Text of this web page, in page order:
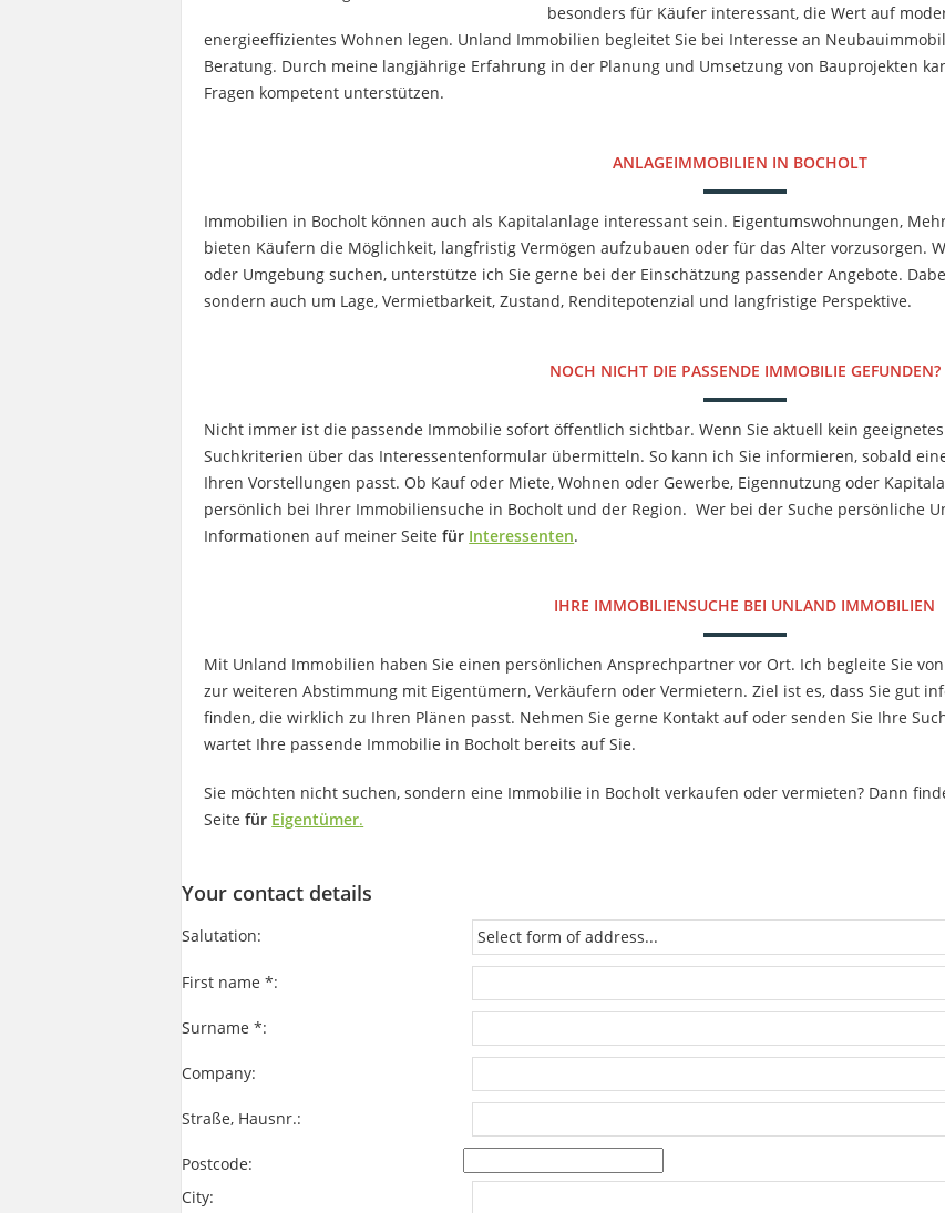
besonders für Käufer interessant, die Wert auf
energieeffizientes Wohnen legen. Unland Immobilien begleitet Sie bei Interesse an
Beratung. Durch meine langjährige Erfahrung in der Planung und Umsetzung von Bauprojekten
Fragen kompetent unterstützen.
ANLAGEIMMOBILIEN IN BOCHOLT
Immobilien in Bocholt können auch als Kapitalanlage interessant sein. Eigentumswohnungen,
bieten Käufern die Möglichkeit, langfristig Vermögen aufzubauen oder für das Alter vorzusorgen.
oder Umgebung suchen, unterstütze ich Sie gerne bei der Einschätzung passender Angebote.
sondern auch um Lage, Vermietbarkeit, Zustand, Renditepotenzial und langfristige Perspektive.
NOCH NICHT DIE PASSENDE IMMOBILIE GEFUNDEN?
Nicht immer ist die passende Immobilie sofort öffentlich sichtbar. Wenn Sie aktuell kein
Suchkriterien über das Interessentenformular übermitteln. So kann ich Sie informieren, sobald
Ihren Vorstellungen passt. Ob Kauf oder Miete, Wohnen oder Gewerbe, Eigennutzung oder
persönlich bei Ihrer Immobiliensuche in Bocholt und der Region. Wer bei der Suche persönliche
Informationen auf meiner Seitefür Interessenten.
IHRE IMMOBILIENSUCHE BEI UNLAND IMMOBILIEN
Mit Unland Immobilien haben Sie einen persönlichen Ansprechpartner vor Ort. Ich begleite Sie
zur weiteren Abstimmung mit Eigentümern, Verkäufern oder Vermietern. Ziel ist es, dass Sie gut
finden, die wirklich zu Ihren Plänen passt. Nehmen Sie gerne Kontakt auf oder senden Sie Ihre
wartet Ihre passende Immobilie in Bocholt bereits auf Sie.
Sie möchten nicht suchen, sondern eine Immobilie in Bocholt verkaufen oder vermieten? Dann
Seitefür Eigentümer.
Your contact details
Salutation:
First name *:
Surname *:
Company:
Straße, Hausnr.:
Postcode:
City: